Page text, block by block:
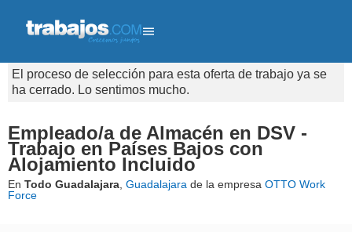
El proceso de selección para esta oferta de trabajo ya se
ha cerrado. Lo sentimos mucho.
Empleado/a de Almacén en DSV -
Trabajo en Países Bajos con
Alojamiento Incluido
En Todo Guadalajara Guadalajara de la empresa OTTO Work
Force